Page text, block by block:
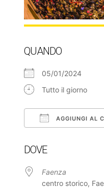
QUANDO
05/01/2024
Tutto il giorno
AGGIUNGI AL
DOVE
Faenza
centro storico,